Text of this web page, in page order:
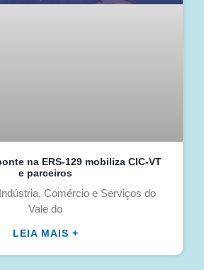
na ERS-129 mobiliza CIC-VT
e parceiros
Comércio e Serviços do
Vale do
LEIA MAIS +